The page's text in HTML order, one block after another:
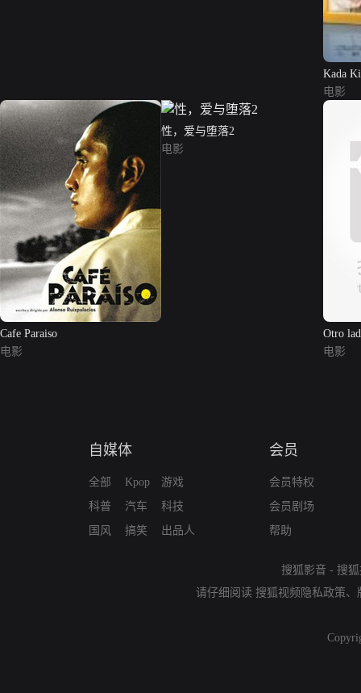
Kada
电影
Cafe Paraiso
电影
性，爱与堕落2
电影
Otro
电影
自媒体
全部
科普
国风
Kpop
汽车
搞笑
游戏
科技
出品人
会员
会员特权
会员剧场
帮助
搜狐影音 - 搜
请仔细阅读 搜狐视频隐私政策、